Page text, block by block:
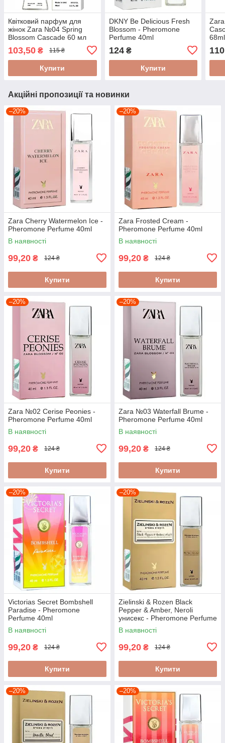
Квітковий парфум для
жінок Zara №04 Spring
Blossom Cascade 60 мл
103,50 ₴ 115 ₴
Купити
DKNY Be Delicious Fresh
Blossom - Pheromone
Perfume 40ml
124₴
Купити
68ml
110
Акційні пропозиції та новинки
–20%
Zara Cherry Watermelon Ice -
Pheromone Perfume 40ml
В наявності
99,20 ₴ 124 ₴
Купити
–20%
Zara Frosted Cream -
Pheromone Perfume 40ml
В наявності
99,20 ₴ 124 ₴
Купити
–20%
Zara №02 Cerise Peonies -
Pheromone Perfume 40ml
В наявності
99,20 ₴ 124 ₴
Купити
–20%
Zara №03 Waterfall Brume -
Pheromone Perfume 40ml
В наявності
99,20 ₴ 124 ₴
Купити
–20%
Victorias Secret Bombshell
Paradise - Pheromone
Perfume 40ml
В наявності
99,20 ₴ 124 ₴
Купити
–20%
Zielinski & Rozen Black
Pepper & Amber, Neroli
унисекс - Pheromone Perfume
40ml
В наявності
99,20 ₴ 124 ₴
Купити
–20% –20%